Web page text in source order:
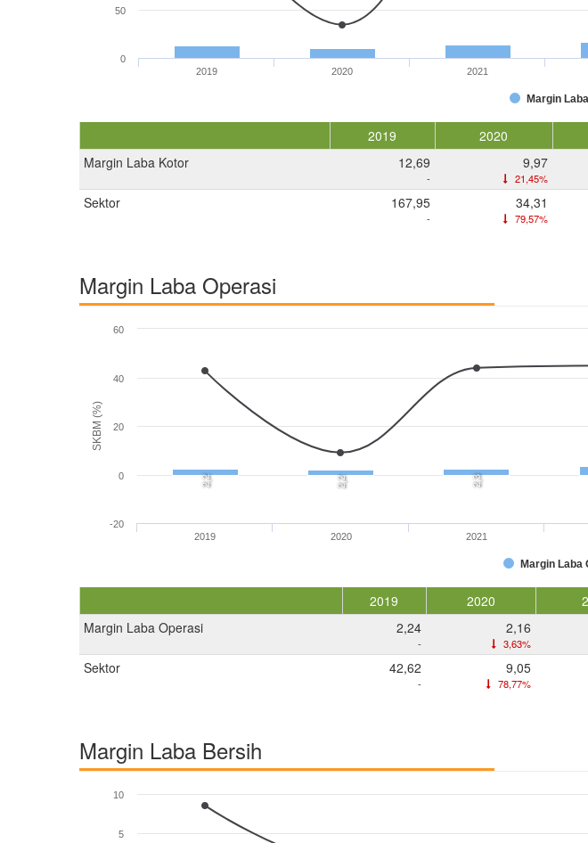
Margin
2019 2020 2021
0
50
2019 2020
Margin Laba Kotor
12,69
-
9,97
21,45%
Sektor 167,95
-
34,31
79,57%
Margin Laba Operasi
SKBM (%)
2,2 2,2 2,3
Margin Laba
2019 2020 2021
-20
0
20
40
60
2019 2020
Margin Laba Operasi
2,24
-
2,16
3,63%
Sektor 42,62
-
9,05
78,77%
Margin Laba Bersih
5
10